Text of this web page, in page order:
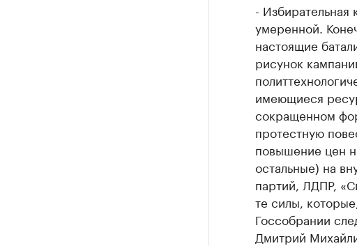
- Избирательная
умеренной.
настоящие
рисунок
имеющиеся
сокращенном
протестную
повышение цен
остальные) на
партий, ЛДПР,
те силы,
Госсобрании
Дмитрий